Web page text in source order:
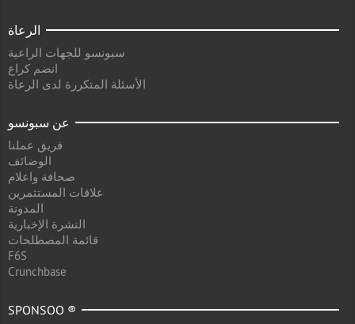
الرعاة
سبونسو للجهات الراعية
انضم كراع
الأسئلة المتكررة لدى الرعاة
عن سبونسو
فريق عملنا
الوضائف
صحافة واعلام
علاقات المستثمرين
المدونة
النشرة الإخبارية
قائمة المصطلحات
F6S
Crunchbase
SPONSOO ®